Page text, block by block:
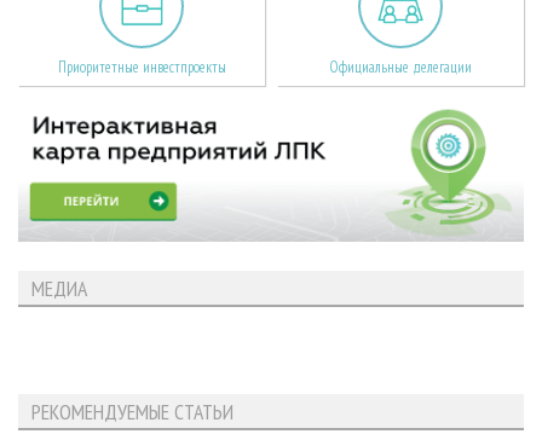
Приоритетные инвестпроекты Официальные делегации
МЕДИА
РЕКОМЕНДУЕМЫЕ СТАТЬИ